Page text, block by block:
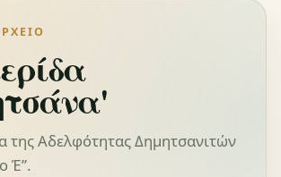
της Αδελφότητας Δημητσανιτών
Έ”.